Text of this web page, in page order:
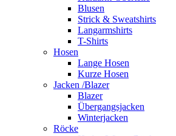
Blusen
Strick & Sweatshirts
Langarmshirts
T-Shirts
Hosen
Lange Hosen
Kurze Hosen
Jacken /Blazer
Blazer
Übergangsjacken
Winterjacken
Röcke